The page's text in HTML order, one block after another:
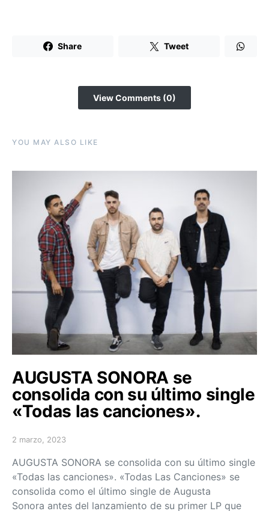
Share Tweet
View Comments (0)
YOU MAY ALSO LIKE
AUGUSTA SONORA se
consolida con su último single
«Todas las canciones».
Posted on
2 marzo, 2023
AUGUSTA SONORA se consolida con su último single
«Todas las canciones». «Todas Las Canciones» se
consolida como el último single de Augusta
Sonora antes del lanzamiento de su primer LP que